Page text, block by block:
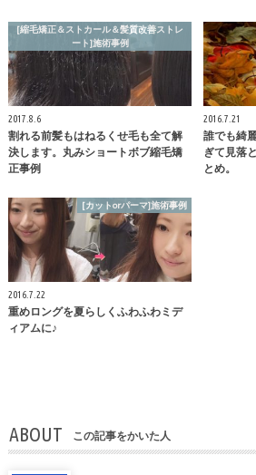
[縮毛矯正＆ストカール＆髪質改善ストレ
ート]施術事例
2017.8.6
割れる前髪もはねるくせ毛も全て解
決します。丸みショートボブ縮毛矯
正事例
2016.7.21
誰でも綺
ぎて見落
とめ。
[カットorパーマ]施術事例
2016.7.22
重めロングを夏らしくふわふわミデ
ィアムに♪
ABOUT この記事をかいた人